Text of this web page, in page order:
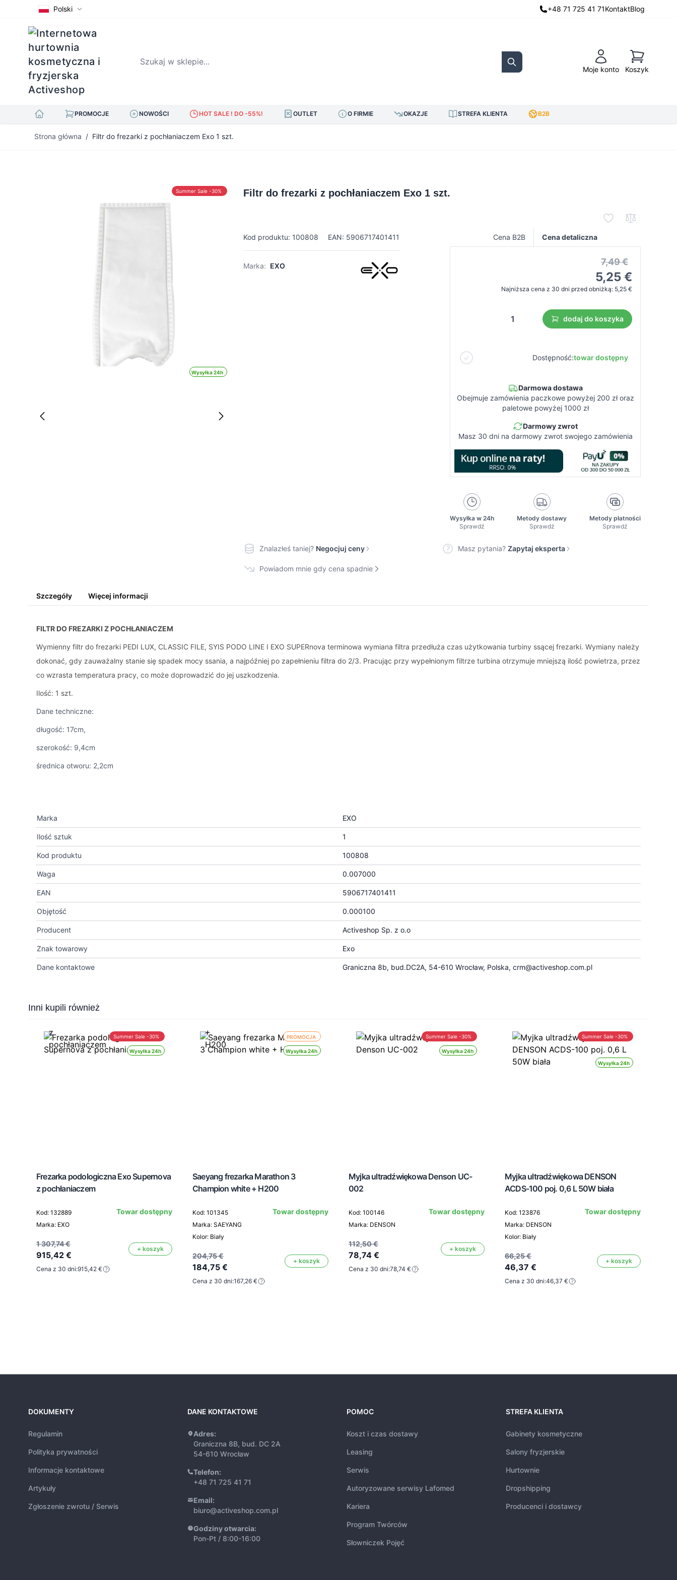
Polski +48 71 725 41 71KontaktBlog
Szukaj w sklepie...
Search Moje konto
Koszyk
Koszyk
PROMOCJE NOWOŚCI HOT SALE ! DO -55%! OUTLET O FIRMIE OKAZJE STREFA KLIENTA B2B
Strona główna / Filtr do frezarki z pochłaniaczem Exo 1 szt.
Wysyłka 24h
Summer Sale -30% Filtr do frezarki z pochłaniaczem Exo 1 szt.
Kod produktu: 100808 EAN: 5906717401411
Marka: EXO
Cena B2B Cena detaliczna
7,49 €
5,25 €
Najniższa cena z 30 dni przed obniżką: 5,25 €
dodaj do koszyka
Dostępność:towar dostępny
Darmowa dostawa
Obejmuje zamówienia paczkowe powyżej 200 zł oraz
paletowe powyżej 1000 zł
Darmowy zwrot
Masz 30 dni na darmowy zwrot swojego zamówienia
Wysyłka w 24h
Sprawdź
Metody dostawy
Sprawdź
Metody płatności
Sprawdź
Znalazłeś taniej? Negocjuj ceny Masz pytania? Zapytaj eksperta
Powiadom mnie gdy cena spadnie
Szczegóły Więcej informacji
FILTR DO FREZARKI Z POCHŁANIACZEM
Wymienny filtr do frezarki PEDI LUX, CLASSIC FILE, SYIS PODO LINE I EXO SUPERnova terminowa wymiana filtra przedłuża czas użytkowania turbiny ssącej frezarki. Wymiany należy
dokonać, gdy zauważalny stanie się spadek mocy ssania, a najpóźniej po zapełnieniu filtra do 2/3. Pracując przy wypełnionym filtrze turbina otrzymuje mniejszą ilość powietrza, przez
co wzrasta temperatura pracy, co może doprowadzić do jej uszkodzenia.
Ilość: 1 szt.
Dane techniczne:
długość: 17cm,
szerokość: 9,4cm
średnica otworu: 2,2cm
Marka EXO
Ilość sztuk 1
Kod produktu 100808
Waga 0.007000
EAN 5906717401411
Objętość 0.000100
Producent Activeshop Sp. z o.o
Znak towarowy Exo
Dane kontaktowe Graniczna 8b, bud.DC2A, 54-610 Wrocław, Polska, crm@activeshop.com.pl
Press to skip carousel
Inni kupili również
Wysyłka 24h
Summer Sale -30%
Frezarka podologiczna Exo Supernova
z pochłaniaczem
Kod: 132889
Marka: EXO
Towar dostępny
1 307,74 €
915,42 €
+ koszyk
Cena z 30 dni:915,42 €
PROMOCJA
Wysyłka 24h
Saeyang frezarka Marathon 3
Champion white + H200
Kod: 101345
Marka: SAEYANG
Kolor: Biały
Towar dostępny
204,75 €
184,75 €
+ koszyk
Cena z 30 dni:167,26 €
Wysyłka 24h
Summer Sale -30%
Myjka ultradźwiękowa Denson UC-
002
Kod: 100146
Marka: DENSON
Towar dostępny
112,50 €
78,74 €
+ koszyk
Cena z 30 dni:78,74 €
Wysyłka 24h
Summer Sale -30%
Myjka ultradźwiękowa DENSON
ACDS-100 poj. 0,6 L 50W biała
Kod: 123876
Marka: DENSON
Kolor: Biały
Towar dostępny
66,25 €
46,37 €
+ koszyk
Cena z 30 dni:46,37 €
DOKUMENTY
Regulamin
Polityka prywatności
Informacje kontaktowe
Artykuły
Zgłoszenie zwrotu / Serwis
DANE KONTAKTOWE
Adres:
Graniczna 8B, bud. DC 2A
54-610 Wrocław
Telefon:
+48 71 725 41 71
Email:
biuro@activeshop.com.pl
Godziny otwarcia:
Pon-Pt / 8:00-16:00
POMOC
Koszt i czas dostawy
Leasing
Serwis
Autoryzowane serwisy Lafomed
Kariera
Program Twórców
Słowniczek Pojęć
STREFA KLIENTA
Gabinety kosmetyczne
Salony fryzjerskie
Hurtownie
Dropshipping
Producenci i dostawcy